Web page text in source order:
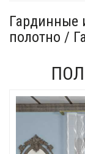
Гардинные
полотно /